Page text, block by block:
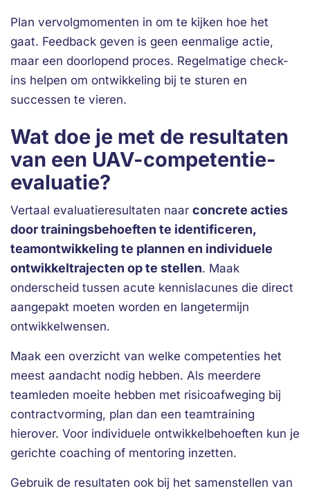
Plan vervolgmomenten in om te kijken hoe het
gaat. Feedback geven is geen eenmalige actie,
maar een doorlopend proces. Regelmatige check-
ins helpen om ontwikkeling bij te sturen en
successen te vieren.
Wat doe je met de resultaten
van een UAV-competentie-
evaluatie?
Vertaal evaluatieresultaten naar concrete acties
door trainingsbehoeften te identificeren,
teamontwikkeling te plannen en individuele
ontwikkeltrajecten op te stellen. Maak
onderscheid tussen acute kennislacunes die direct
aangepakt moeten worden en langetermijn
ontwikkelwensen.
Maak een overzicht van welke competenties het
meest aandacht nodig hebben. Als meerdere
teamleden moeite hebben met risicoafweging bij
contractvorming, plan dan een teamtraining
hierover. Voor individuele ontwikkelbehoeften kun je
gerichte coaching of mentoring inzetten.
Gebruik de resultaten ook bij het samenstellen van